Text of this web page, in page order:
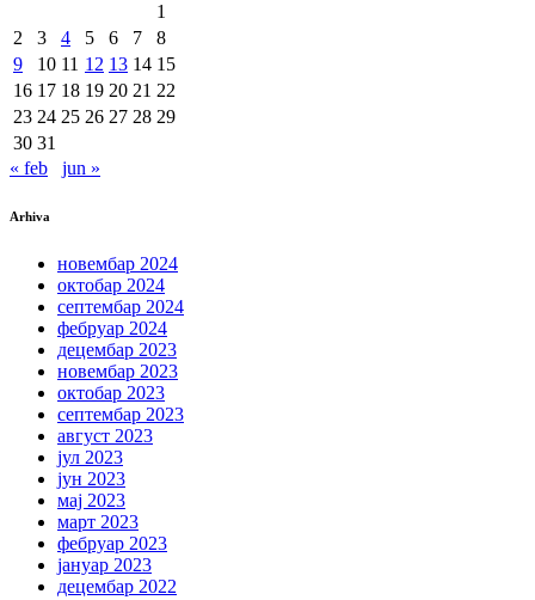
1
2
3 4 5 6 7
8
9
10 11 12 13 14 15
16 17 18 19 20 21 22
23 24 25 26 27 28 29
30 31
« feb
jun »
Arhiva
новембар 2024
октобар 2024
септембар 2024
фебруар 2024
децембар 2023
новембар 2023
октобар 2023
септембар 2023
август 2023
јул 2023
јун 2023
мај 2023
март 2023
фебруар 2023
јануар 2023
децембар 2022